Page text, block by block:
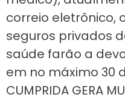
correio eletrônico,
seguros privados
saúde farão a
em no máximo 30
CUMPRIDA GERA